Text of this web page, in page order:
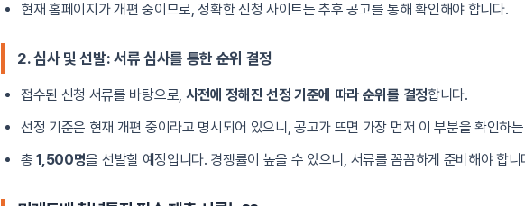
현재 홈페이지가 개편 중이므로, 정확한 신청 사이트는 추후 공고를 통해 확인해야 합니다.
2. 심사 및 선발: 서류 심사를 통한 순위 결정
접수된 신청 서류를 바탕으로, 사전에 정해진 선정 기준에 따라 순위를 결정합니다.
선정 기준은 현재 개편 중이라고 명시되어 있으니, 공고가 뜨면 가장 먼저 이 부분을 확인하
총1,500명을 선발할 예정입니다. 경쟁률이 높을 수 있으니, 서류를 꼼꼼하게 준비해야 합니